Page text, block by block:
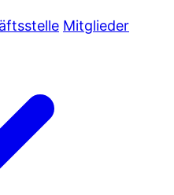
Mitglieder